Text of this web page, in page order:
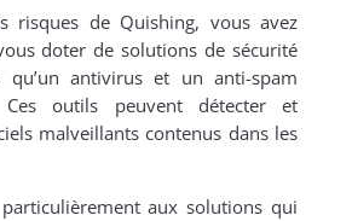
risques de Quishing, vous avez
doter de solutions de sécurité
qu’un antivirus et un anti-spam
Ces outils peuvent détecter et
malveillants contenus dans les
particulièrement aux solutions qui